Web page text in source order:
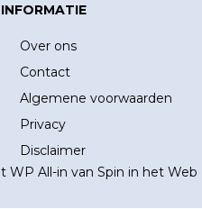
INFORMATIE
Over ons
Contact
Algemene voorwaarden
Privacy
Disclaimer
WP All-in van Spin in het Web